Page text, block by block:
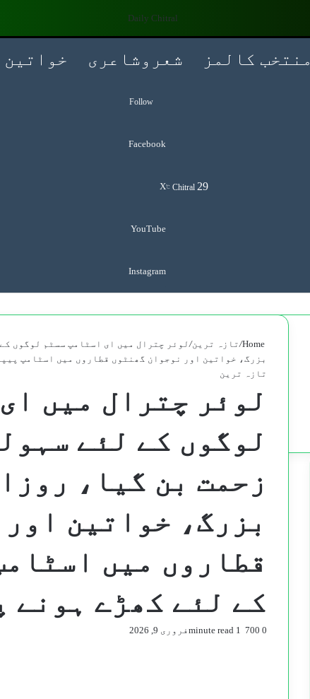
منتخب کالمز شعروشاعری خواتین
Chitral 29
℃
Follow
Facebook
X
YouTube
Instagram
/تازہ ترین/لوئر چترال میں ای اسٹامپ سسٹم لوگوں
بزرگ، خواتین اور نوجوان گھنٹوں قطاروں میں اسٹامپ
تازہ ترین
لوئر چترال میں
لوگوں کے لئے
زحمت بن گیا،
بزرگ، خواتین
قطاروں میں
کے لئے کھڑے ہونے
فروری 9, 2026 0